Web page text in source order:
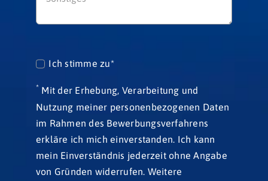
Ich stimme zu*
* Mit der Erhebung, Verarbeitung und
Nutzung meiner personenbezogenen Daten
im Rahmen des Bewerbungsverfahrens
erkläre ich mich einverstanden. Ich kann
mein Einverständnis jederzeit ohne Angabe
von Gründen widerrufen. Weitere